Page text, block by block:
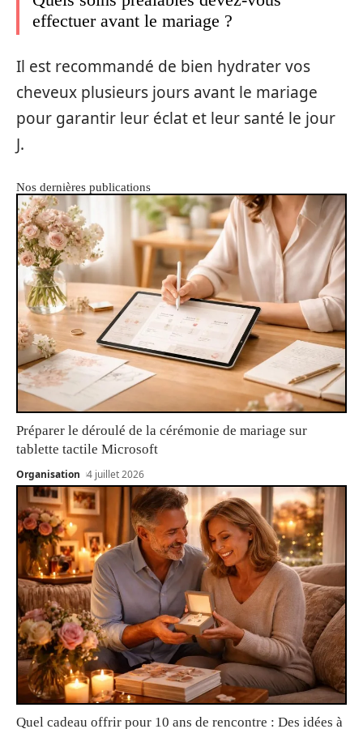
effectuer avant le mariage ?
Il est recommandé de bien hydrater vos
cheveux plusieurs jours avant le mariage
pour garantir leur éclat et leur santé le jour
J.
Nos dernières publications
Préparer le déroulé de la cérémonie de mariage sur
tablette tactile Microsoft
Organisation 4 juillet 2026
Quel cadeau offrir pour 10 ans de rencontre : Des idées à